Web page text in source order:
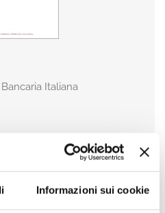
Informazioni sui cookie
Italiana